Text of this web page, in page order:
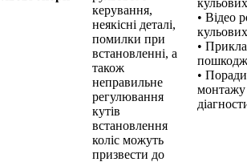
керування,
неякісні деталі,
помилки при
встановленні, а
також
неправильне
регулювання
кутів
встановлення
коліс можуть
призвести до
• Відео
•
•
монтажу